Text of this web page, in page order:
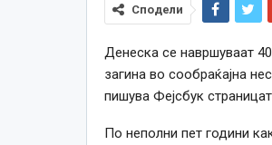
Сподели
Денеска се навршуваат
загина во сообраќајна
пишува Фејсбук
По неполни пет години